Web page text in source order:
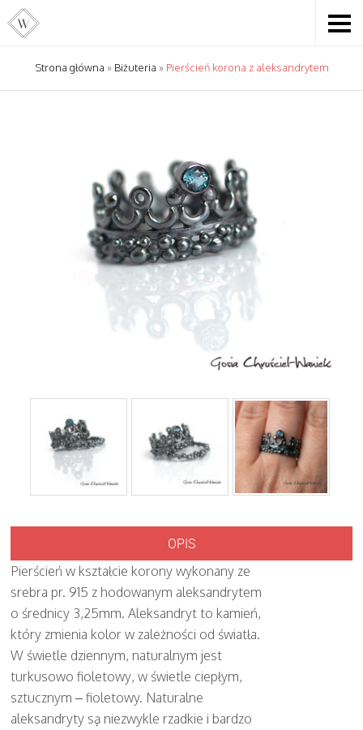
Strona główna » Biżuteria » Pierścień korona z aleksandrytem
OPIS
Pierścień w kształcie korony wykonany ze
srebra pr. 915 z hodowanym aleksandrytem
o średnicy 3,25mm. Aleksandryt to kamień,
który zmienia kolor w zależności od światła.
W świetle dziennym, naturalnym jest
turkusowo fioletowy, w świetle ciepłym,
sztucznym – fioletowy. Naturalne
aleksandryty są niezwykle rzadkie i bardzo